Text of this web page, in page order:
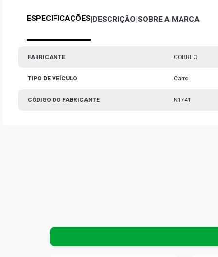
ESPECIFICAÇÕES|DESCRIÇÃO|SOBRE A MARCA
FABRICANTE COBREQ
TIPO DE VEÍCULO Carro
CÓDIGO DO FABRICANTE N1741